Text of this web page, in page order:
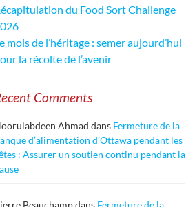
du Food Sort Challenge
mois de l’héritage : semer aujourd’hui
la récolte de l’avenir
Comments
Ahmad dans Fermeture de la
d’alimentation d’Ottawa pendant les
: Assurer un soutien continu pendant la
Beauchampdans Fermeture de la